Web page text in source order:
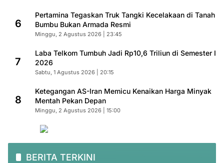
6
Pertamina Tegaskan Truk Tangki Kecelakaan di Tanah
Bumbu Bukan Armada Resmi
Minggu, 2 Agustus 2026 | 23:45
7
Laba Telkom Tumbuh Jadi Rp10,6 Triliun di Semester I
2026
Sabtu, 1 Agustus 2026 | 20:15
8
Ketegangan AS-Iran Memicu Kenaikan Harga Minyak
Mentah Pekan Depan
Minggu, 2 Agustus 2026 | 15:00
BERITA TERKINI